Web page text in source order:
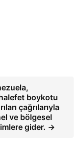
boykotu
çağrılarıyla
ve bölgesel
gider. →